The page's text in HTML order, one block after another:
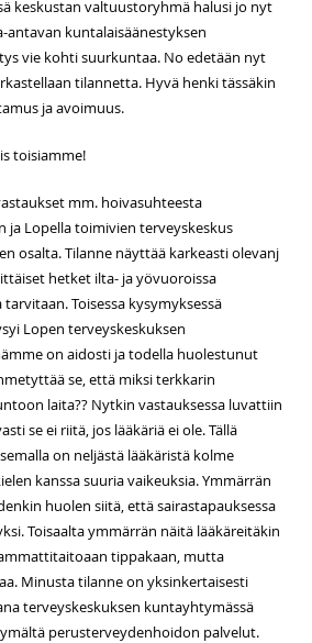
keskustan valtuustoryhmä halusi jo nyt
antavan kuntalaisäänestyksen
vie kohti suurkuntaa. No edetään nyt
tilannetta. Hyvä henki tässäkin
ja avoimuus.
toisiamme!
mm. hoivasuhteesta
ja Lopella toimivien terveyskeskus
osalta. Tilanne näyttää karkeasti olevanj
hetket ilta- ja yövuoroissa
Toisessa kysymyksessä
Lopen terveyskeskuksen
on aidosti ja todella huolestunut
se, että miksi terkkarin
laita?? Nytkin vastauksessa luvattiin
se ei riitä, jos lääkäriä ei ole. Tällä
on neljästä lääkäristä kolme
kanssa suuria vaikeuksia. Ymmärrän
huolen siitä, että sairastapauksessa
Toisaalta ymmärrän näitä lääkäreitäkin
tippakaan, mutta
Minusta tilanne on yksinkertaisesti
terveyskeskuksen kuntayhtymässä
perusterveydenhoidon palvelut.